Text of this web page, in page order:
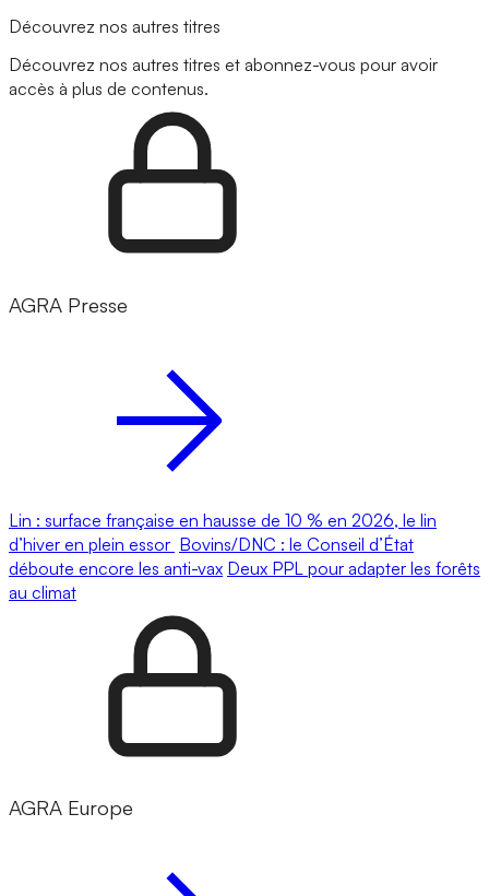
Découvrez nos autres titres
Découvrez nos autres titres et abonnez-vous pour avoir
accès à plus de contenus.
AGRA Presse
Lin : surface française en hausse de 10 % en 2026, le lin
d’hiver en plein essor Bovins/DNC : le Conseil d’État
déboute encore les anti-vax Deux PPL pour adapter les forêts
au climat
AGRA Europe